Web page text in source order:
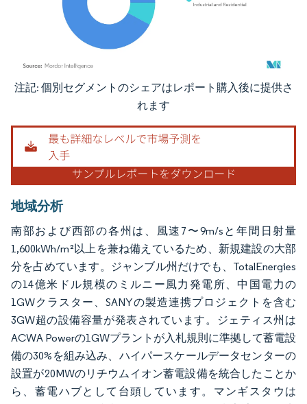
画像 © Mordor Intelligence。再利用にはCC BY 4.0の表示が必要です。
注記: 個別セグメントのシェアはレポート購入後に提供さ
れます
地域分析
南部および西部の各州は、風速7〜9m/sと年間日射量
1,600kWh/m²以上を兼ね備えているため、新規建設の大部
分を占めています。ジャンブル州だけでも、TotalEnergies
の14億米ドル規模のミルニー風力発電所、中国電力の
1GWクラスター、SANYの製造連携プロジェクトを含む
3GW超の設備容量が発表されています。ジェティス州は
ACWA Powerの1GWプラントが入札規則に準拠して蓄電設
備の30%を組み込み、ハイパースケールデータセンターの
設置が20MWのリチウムイオン蓄電設備を統合したことか
ら、蓄電ハブとして台頭しています。マンギスタウは